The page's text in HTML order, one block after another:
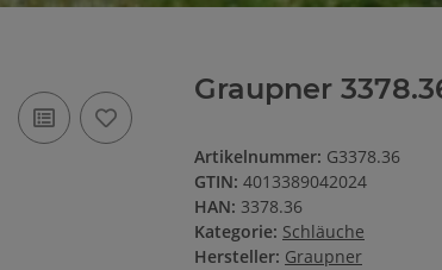
Graupner
Artikelnummer: G3378.36
GTIN: 4013389042024
HAN: 3378.36
Kategorie: Schläuche
Hersteller: Graupner